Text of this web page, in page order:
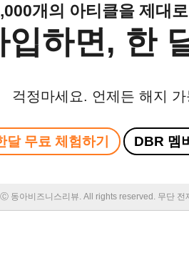
개의 아티클을 제대
입하면, 한
걱정마세요. 언제든 해지
달 무료 체험하기 DBR 멤
동아비즈니스리뷰. All rights reserved. 무단 전